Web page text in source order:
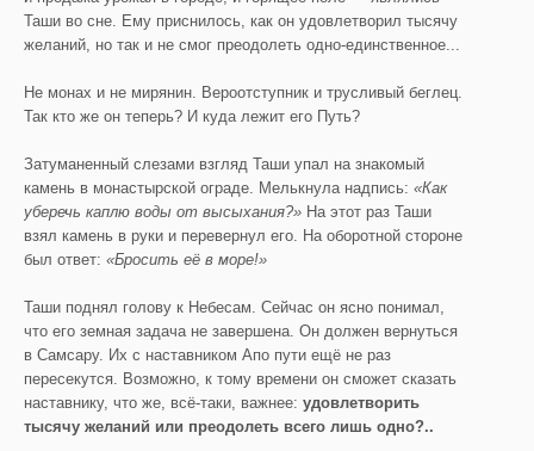
Таши во сне. Ему приснилось, как он удовлетворил тысячу
желаний, но так и не смог преодолеть одно-единственное...
Не монах и не мирянин. Вероотступник и трусливый беглец.
Так кто же он теперь? И куда лежит его Путь?
Затуманенный слезами взгляд Таши упал на знакомый
камень в монастырской ограде. Мелькнула надпись: «Как
уберечь каплю воды от высыхания?» На этот раз Таши
взял камень в руки и перевернул его. На оборотной стороне
был ответ: «Бросить её в море!»
Таши поднял голову к Небесам. Сейчас он ясно понимал,
что его земная задача не завершена. Он должен вернуться
в Самсару. Их с наставником Апо пути ещё не раз
пересекутся. Возможно, к тому времени он сможет сказать
наставнику, что же, всё-таки, важнее: удовлетворить
тысячу желаний или преодолеть всего лишь одно?..